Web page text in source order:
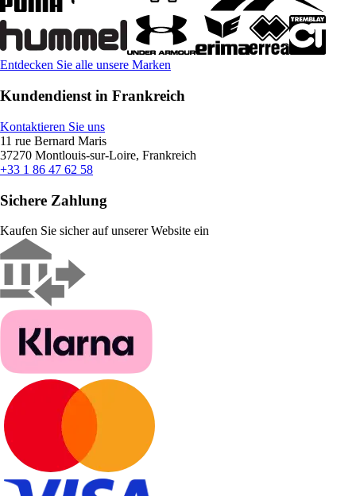
Entdecken Sie alle unsere Marken
Kundendienst in Frankreich
Kontaktieren Sie uns
11 rue Bernard Maris
37270 Montlouis-sur-Loire, Frankreich
+33 1 86 47 62 58
Sichere Zahlung
Kaufen Sie sicher auf unserer Website ein